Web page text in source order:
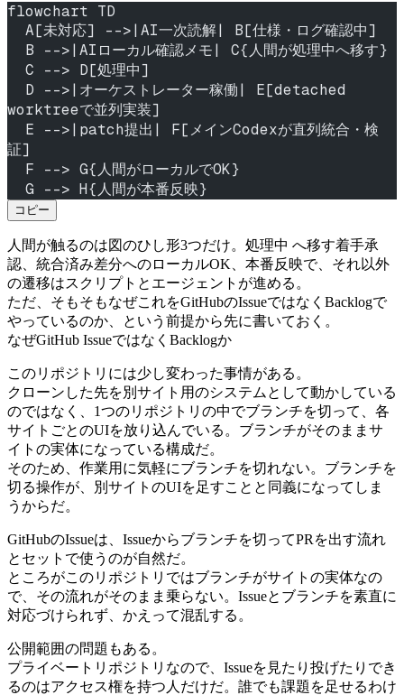
flowchart TD
  A[未対応] -->|AI一次読解| B[仕様・ログ確認中]
  B -->|AIローカル確認メモ| C{人間が処理中へ移す}
  C --> D[処理中]
worktreeで並列実装]
証]
  F --> G{人間がローカルでOK}
  G --> H{人間が本番反映}
コピー
人間が触るのは図のひし形3つだけ。 処理中 へ移す着手承
認、統合済み差分へのローカルOK、本番反映で、それ以外
の遷移はスクリプトとエージェントが進める。
ただ、そもそもなぜこれをGitHubのIssueではなくBacklogで
やっているのか、という前提から先に書いておく。
なぜGitHub IssueではなくBacklogか
このリポジトリには少し変わった事情がある。
クローンした先を別サイト用のシステムとして動かしている
のではなく、1つのリポジトリの中でブランチを切って、各
サイトごとのUIを放り込んでいる。ブランチがそのままサ
イトの実体になっている構成だ。
そのため、作業用に気軽にブランチを切れない。ブランチを
切る操作が、別サイトのUIを足すことと同義になってしま
うからだ。
GitHubのIssueは、Issueからブランチを切ってPRを出す流れ
とセットで使うのが自然だ。
ところがこのリポジトリではブランチがサイトの実体なの
で、その流れがそのまま乗らない。Issueとブランチを素直に
対応づけられず、かえって混乱する。
公開範囲の問題もある。
プライベートリポジトリなので、Issueを見たり投げたりでき
るのはアクセス権を持つ人だけだ。誰でも課題を足せるわけ